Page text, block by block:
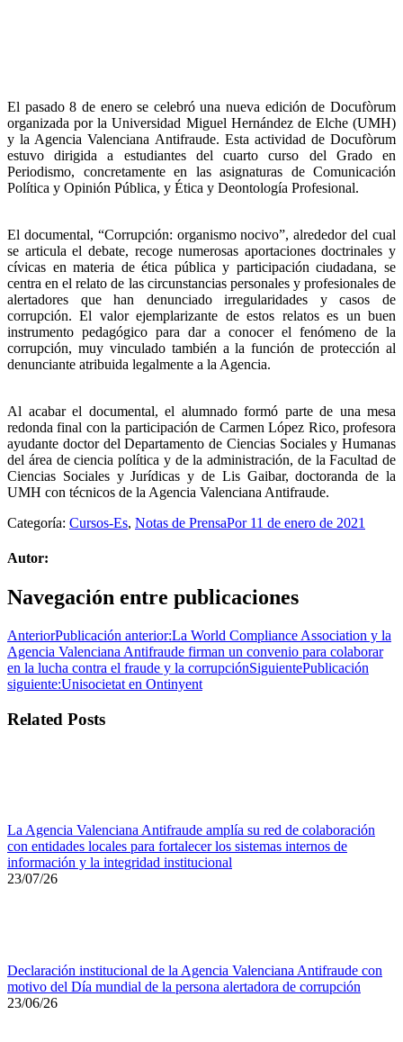
El pasado 8 de enero se celebró una nueva edición de Docufòrum
organizada por la Universidad Miguel Hernández de Elche (UMH)
y la Agencia Valenciana Antifraude. Esta actividad de Docufòrum
estuvo dirigida a estudiantes del cuarto curso del Grado en
Periodismo, concretamente en las asignaturas de Comunicación
Política y Opinión Pública, y Ética y Deontología Profesional.
El documental, “Corrupción: organismo nocivo”, alrededor del cual
se articula el debate, recoge numerosas aportaciones doctrinales y
cívicas en materia de ética pública y participación ciudadana, se
centra en el relato de las circunstancias personales y profesionales de
alertadores que han denunciado irregularidades y casos de
corrupción. El valor ejemplarizante de estos relatos es un buen
instrumento pedagógico para dar a conocer el fenómeno de la
corrupción, muy vinculado también a la función de protección al
denunciante atribuida legalmente a la Agencia.
Al acabar el documental, el alumnado formó parte de una mesa
redonda final con la participación de Carmen López Rico, profesora
ayudante doctor del Departamento de Ciencias Sociales y Humanas
del área de ciencia política y de la administración, de la Facultad de
Ciencias Sociales y Jurídicas y de Lis Gaibar, doctoranda de la
UMH con técnicos de la Agencia Valenciana Antifraude.
Categoría: Cursos-Es, Notas de PrensaPor 11 de enero de 2021
Autor:
Navegación entre publicaciones
AnteriorPublicación anterior:La World Compliance Association y la
Agencia Valenciana Antifraude firman un convenio para colaborar
en la lucha contra el fraude y la corrupciónSiguientePublicación
siguiente:Unisocietat en Ontinyent
Related Posts
La Agencia Valenciana Antifraude amplía su red de colaboración
con entidades locales para fortalecer los sistemas internos de
información y la integridad institucional
23/07/26
Declaración institucional de la Agencia Valenciana Antifraude con
motivo del Día mundial de la persona alertadora de corrupción
23/06/26